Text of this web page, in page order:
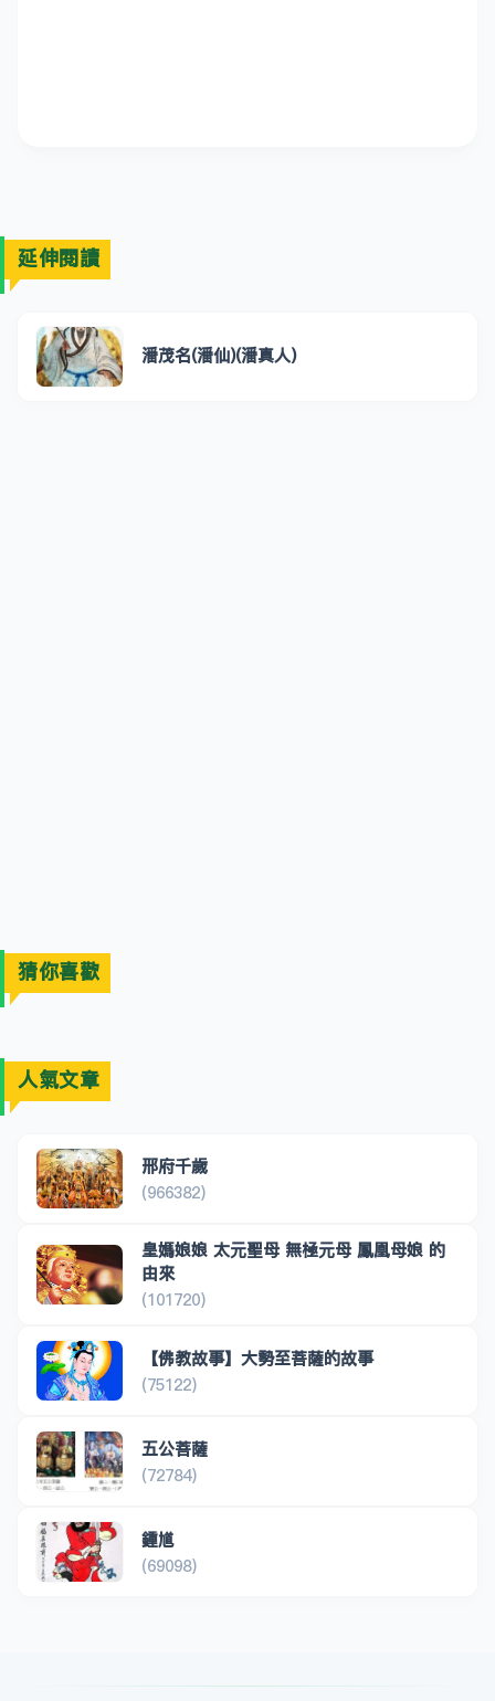
延伸閱讀
潘茂名(潘仙)(潘真人)
猜你喜歡
人氣文章
邢府千歲
(966382)
皇媽娘娘 太元聖母 無極元母 鳳凰母娘 的
由來
(101720)
【佛教故事】大勢至菩薩的故事
(75122)
五公菩薩
(72784)
鍾馗
(69098)